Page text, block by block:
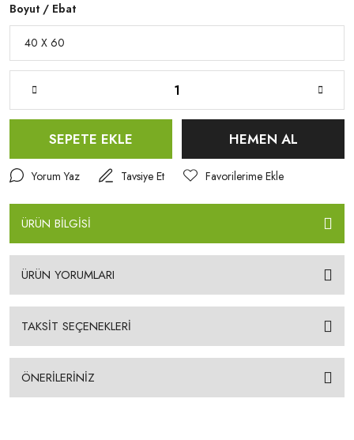
Boyut / Ebat
SEPETE EKLE HEMEN AL
Yorum Yaz Tavsiye Et
ÜRÜN BİLGİSİ
ÜRÜN YORUMLARI
TAKSİT SEÇENEKLERİ
ÖNERİLERİNİZ